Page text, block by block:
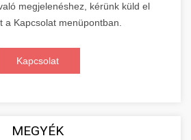
megjelenéshez, kérünk küld el
a Kapcsolat menüpontban.
Kapcsolat
MEGYÉK